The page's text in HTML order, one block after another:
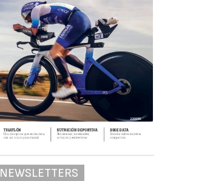
NEWSLETTERS